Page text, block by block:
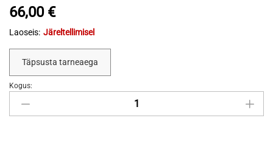
66,00 €
Laoseis: Järeltellimisel
Täpsusta tarneaega
Töötuli
12-
Kogus: